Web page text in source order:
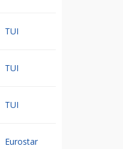
TUI
TUI
TUI
Eurostar